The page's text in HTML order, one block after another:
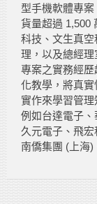
型手機軟體專
貨量超過 1,500
科技、文生真
理，以及總經
專案之實務經
化教學，將真
實作來學習管理
例如台達電子、
久元電子、飛宏
南僑集團 (上海)